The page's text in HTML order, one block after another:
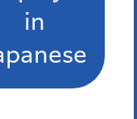
in
を掲載したい